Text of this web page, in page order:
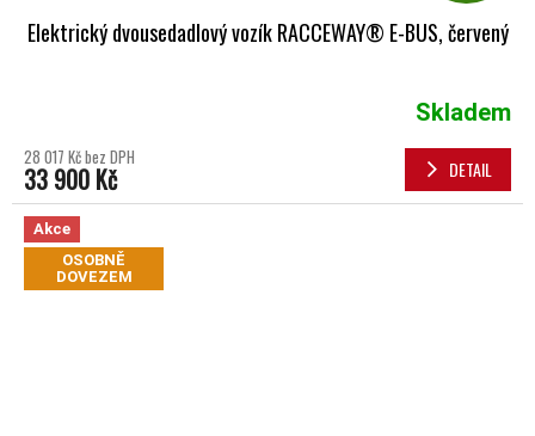
Elektrický dvousedadlový vozík RACCEWAY® E-BUS, červený
Skladem
28 017 Kč bez DPH
33 900 Kč DETAIL
Akce
OSOBNĚ
DOVEZEM